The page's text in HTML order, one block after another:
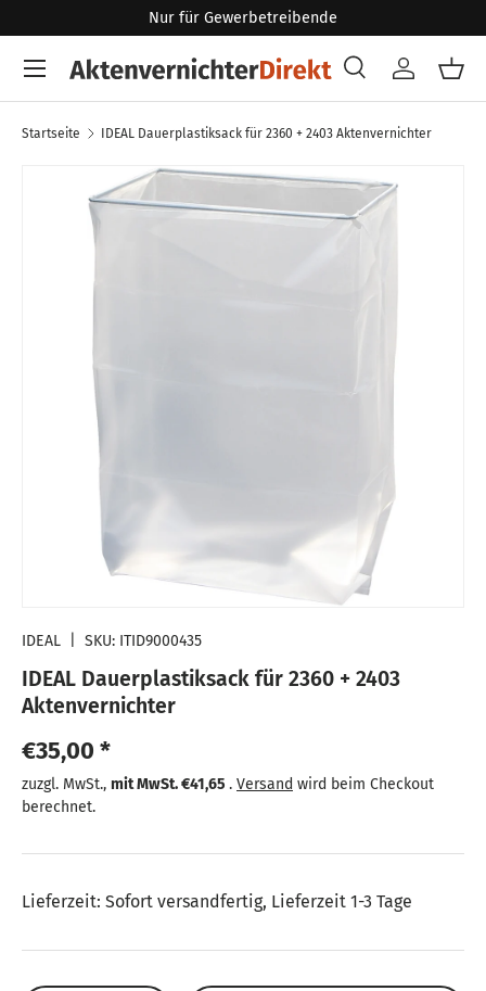
Direkt zum Inhalt
Nur für Gewerbetreibende
Suchen
Art
SucheKonto
Menü
Startseite IDEAL Dauerplastiksack für 2360 + 2403 Aktenvernichter
Zu Produktinformationen springen
IDEAL SKU: ITID9000435
IDEAL Dauerplastiksack für 2360 + 2403
Aktenvernichter
Normaler Preis
€35,00 *
zuzgl. MwSt., Normaler Preis
mit MwSt.€41,65 . Versand wird beim Checkout
berechnet.
Lieferzeit: Sofort versandfertig, Lieferzeit 1-3 Tage